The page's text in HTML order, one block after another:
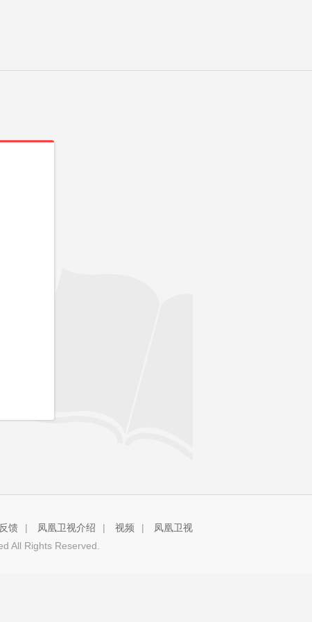
馈 | 凤凰卫视介绍 | 视频 |
凤凰卫视
All Rights Reserved.